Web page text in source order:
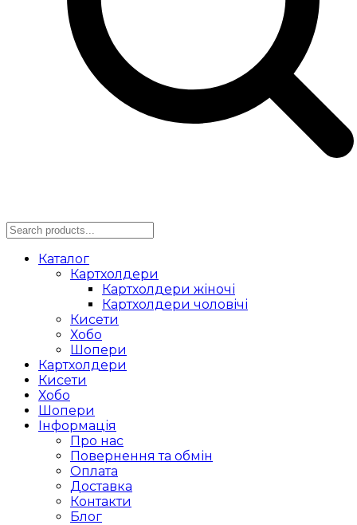
Каталог
Картхолдери
Картхолдери жіночі
Картхолдери чоловічі
Кисети
Хобо
Шопери
Картхолдери
Кисети
Хобо
Шопери
Інформація
Про нас
Повернення та обмін
Оплата
Доставка
Контакти
Блог